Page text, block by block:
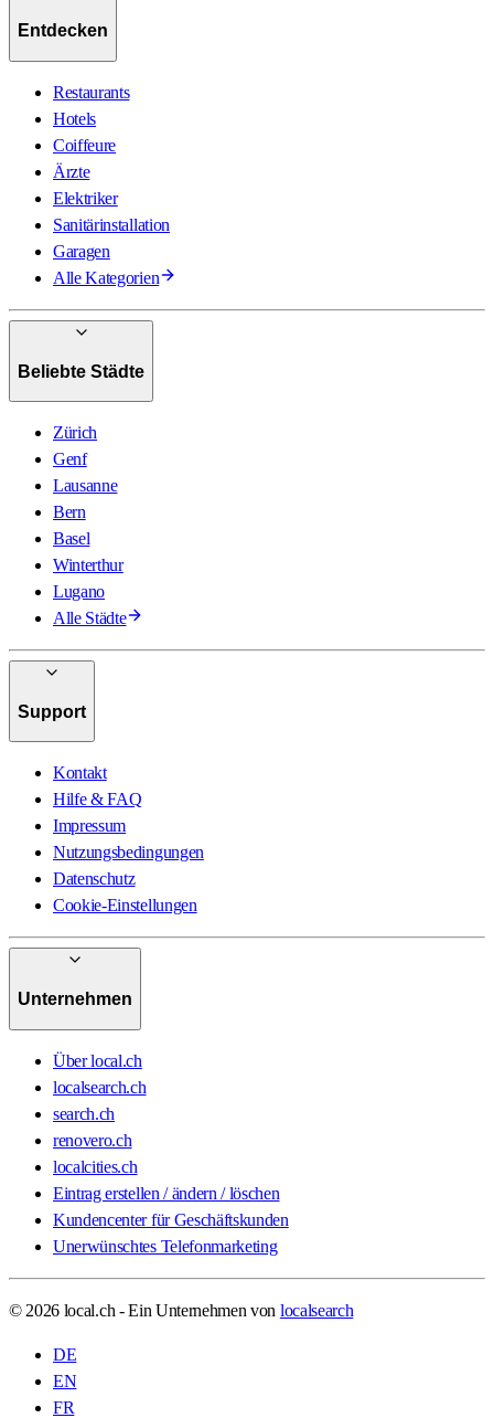
Entdecken
Restaurants
Hotels
Coiffeure
Ärzte
Elektriker
Sanitärinstallation
Garagen
Alle Kategorien
Beliebte Städte
Zürich
Genf
Lausanne
Bern
Basel
Winterthur
Lugano
Alle Städte
Support
Kontakt
Hilfe & FAQ
Impressum
Nutzungsbedingungen
Datenschutz
Cookie-Einstellungen
Unternehmen
Über local.ch
localsearch.ch
search.ch
renovero.ch
localcities.ch
Eintrag erstellen / ändern / löschen
Kundencenter für Geschäftskunden
Unerwünschtes Telefonmarketing
© 2026 local.ch - Ein Unternehmen von localsearch
DE
EN
FR